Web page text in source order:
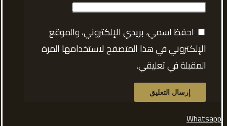
احفظ اسمي، بريدي الإلكتروني، والموقع
الإلكتروني في هذا المتصفح لاستخدامها المرة
المقبلة في تعليقي.
Whatsapp